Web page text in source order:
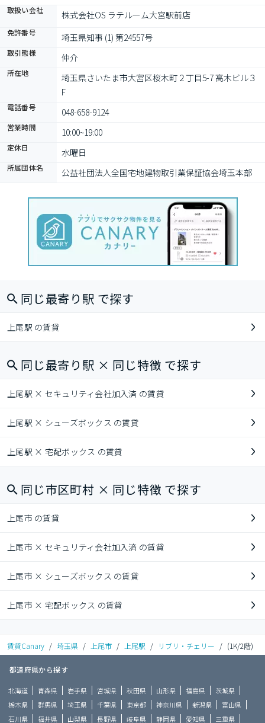
取扱い会社 株式会社OS ラテルーム大宮駅前店
免許番号 埼玉県知事 (1) 第24557号
取引態様 仲介
所在地
埼玉県さいたま市大宮区桜木町２丁目5-7 高木ビル３
F
電話番号 048-658-9124
営業時間 10:00~19:00
定休日 水曜日
所属団体名 公益社団法人全国宅地建物取引業保証協会埼玉本部
同じ最寄り駅 で探す
上尾駅 の賃貸
同じ最寄り駅 × 同じ特徴 で探す
上尾駅 × セキュリティ会社加入済 の賃貸
上尾駅 × シューズボックス の賃貸
上尾駅 × 宅配ボックス の賃貸
同じ市区町村 × 同じ特徴 で探す
上尾市 の賃貸
上尾市 × セキュリティ会社加入済 の賃貸
上尾市 × シューズボックス の賃貸
上尾市 × 宅配ボックス の賃貸
賃貸Canary / 埼玉県 / 上尾市 / 上尾駅 / リブリ・チェリー / (1K/2階)
都道府県から探す
北海道 青森県 岩手県 宮城県 秋田県 山形県 福島県
茨城県
栃木県
群馬県 埼玉県 千葉県 東京都 神奈川県 新潟県
富山県
石川県
福井県 山梨県 長野県 岐阜県 静岡県 愛知県 三重県